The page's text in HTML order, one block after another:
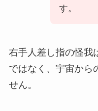
す。
右手人差し指の怪我
ではなく、宇宙から
せん。